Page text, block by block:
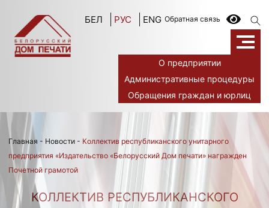
БЕЛ РУС ENG Обратная связь
О предприятии
Административные процедуры
Обращения граждан и юрлиц
Главная - Новости - Коллектив республиканского унитарного
предприятия «Издательство «Белорусский Дом печати» награжден
Почетной грамотой
КОЛЛЕКТИВ РЕСПУБЛИКАНСКОГО